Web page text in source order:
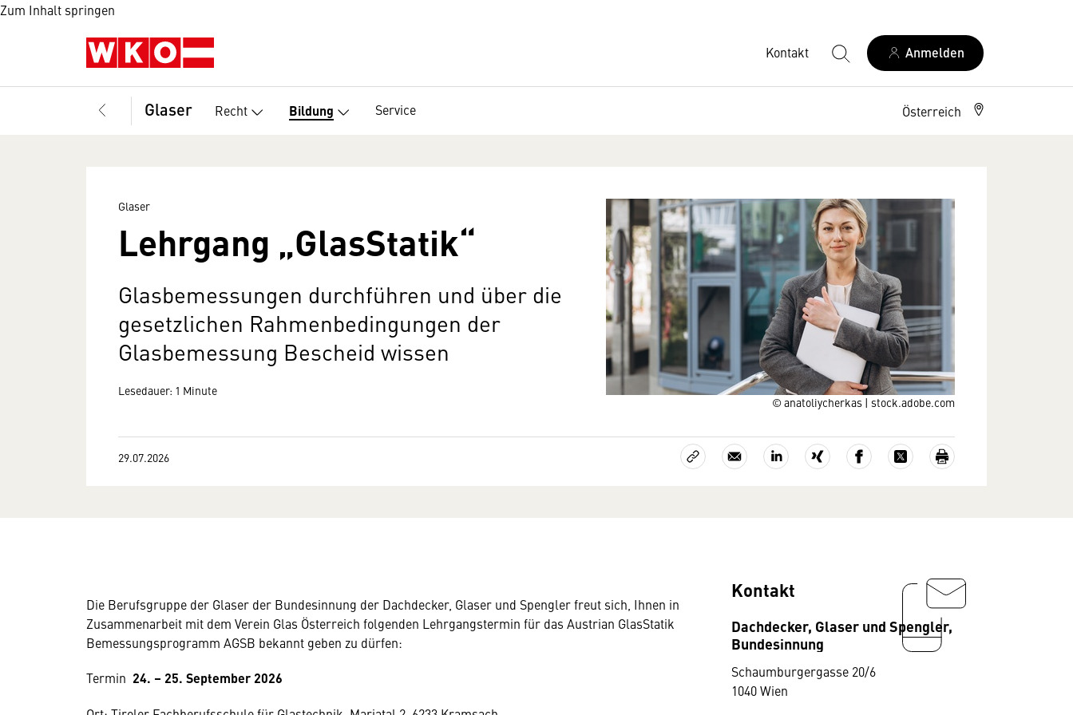
Zum Inhalt springen
Kontakt Anmelden
Glaser Recht Bildung Service Österreich
© anatoliycherkas | stock.adobe.com
Glaser
Lehrgang „GlasStatik“
Glasbemessungen durchführen und über die
gesetzlichen Rahmenbedingungen der
Glasbemessung Bescheid wissen
Lesedauer: 1 Minute
29.07.2026
Die Berufsgruppe der Glaser der Bundesinnung der Dachdecker, Glaser und Spengler freut sich, Ihnen in
Zusammenarbeit mit dem Verein Glas Österreich folgenden Lehrgangstermin für das Austrian GlasStatik
Bemessungsprogramm AGSB bekannt geben zu dürfen:
Termin 24. – 25. September 2026
Kontakt
Dachdecker, Glaser und Spengler,
Bundesinnung
Schaumburgergasse 20/6
1040 Wien